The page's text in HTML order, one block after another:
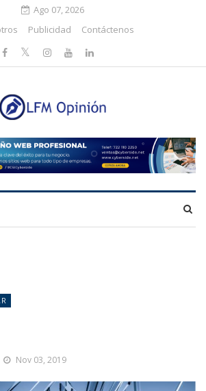
Ago 07, 2026
Publicidad Contáctenos
Nov 03, 2019